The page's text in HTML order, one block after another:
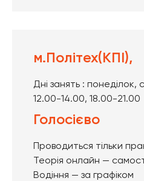
м.Політех(КПІ),
Дні занять : понеділок,
12.00-14.00, 18.00-21.00
Голосієво
Проводиться тільки
Теорія онлайн —
Водіння — за графіком